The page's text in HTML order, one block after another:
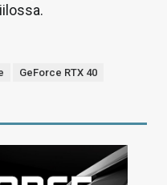
GeForce RTX 40